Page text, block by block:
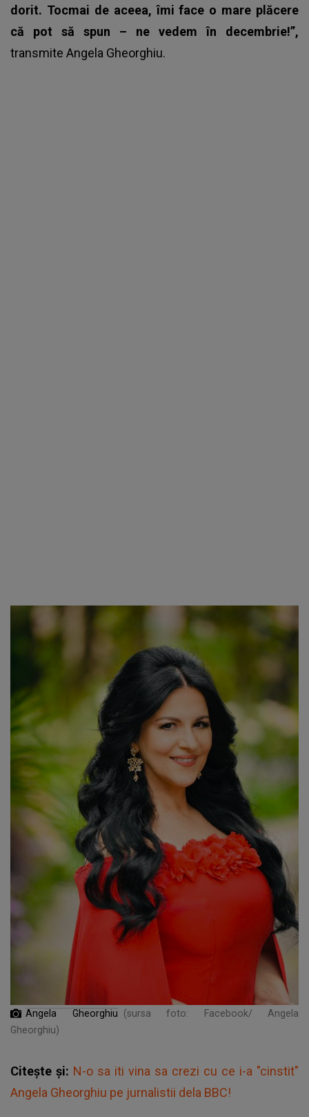
dorit. Tocmai de aceea, îmi face o mare plăcere
că pot să spun – ne vedem în decembrie!”,
transmite Angela Gheorghiu.
Angela Gheorghiu
(sursa foto: Facebook/ Angela
Gheorghiu)
Citește și: N-o sa iti vina sa crezi cu ce i-a "cinstit"
Angela Gheorghiu pe jurnalistii dela BBC!